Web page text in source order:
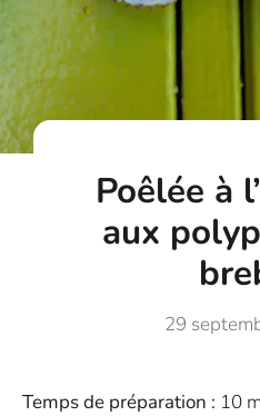
Poêlée à
aux
29
Temps de préparation : 10